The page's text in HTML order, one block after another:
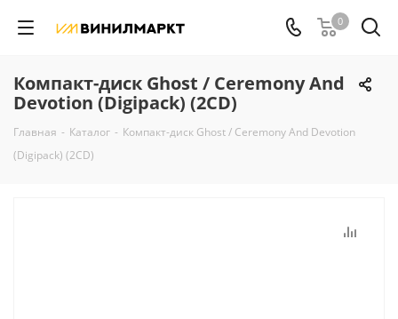
0
Компакт-диск Ghost / Ceremony And
Devotion (Digipack) (2CD)
Главная - Каталог - Компакт-диск Ghost / Ceremony And Devotion
(Digipack) (2CD)